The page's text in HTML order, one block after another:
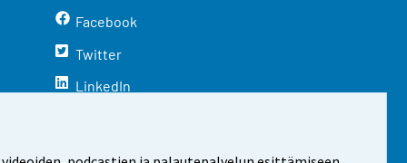
Facebook
Twitter
LinkedIn